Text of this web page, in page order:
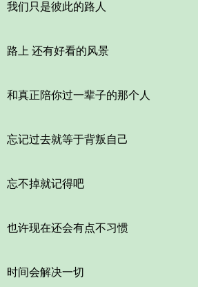
我们只是彼此的路人
路上 还有好看的风景
和真正陪你过一辈子的那个人
忘记过去就等于背叛自己
忘不掉就记得吧
也许现在还会有点不习惯
时间会解决一切